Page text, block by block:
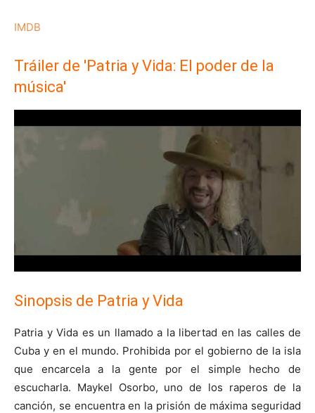
IMDB
Tráiler de 'Patria y Vida: El poder de la
música'
Sinopsis de Patria y Vida
Patria y Vida es un llamado a la libertad en las calles de
Cuba y en el mundo. Prohibida por el gobierno de la isla
que encarcela a la gente por el simple hecho de
escucharla. Maykel Osorbo, uno de los raperos de la
canción, se encuentra en la prisión de máxima seguridad